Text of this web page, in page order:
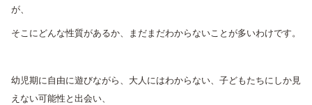
が、
そこにどんな性質があるか、まだまだわからないことが多いわけです。
幼児期に自由に遊びながら、大人にはわからない、子どもたちにしか見
えない可能性と出会い、